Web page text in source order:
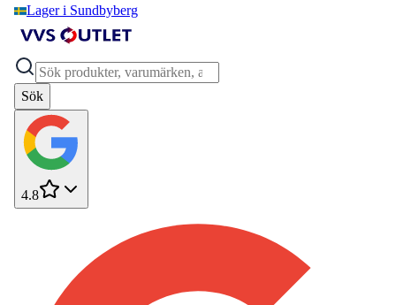
Lager i Sundbyberg
Sök
4.8